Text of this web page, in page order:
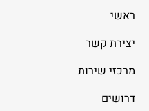
ראשי
יצירת קשר
מרכזי שירות
דרושים